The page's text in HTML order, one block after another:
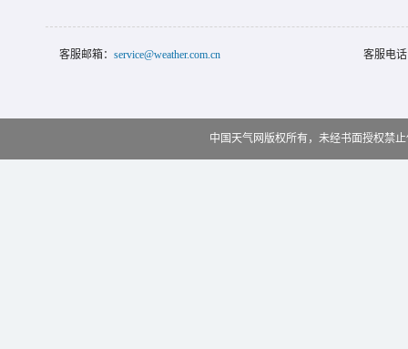
客服邮箱： service@weather.com.cn 客服电
中国天气网版权所有，未经书面授权